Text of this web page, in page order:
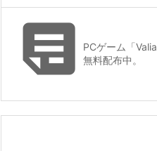
PCゲーム「
無料配布中。